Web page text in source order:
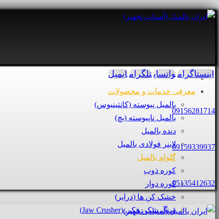
معرفی خدمات و محصولات
بالمیل پیوسته (کانتینیوس)
بالمیل ناپیوسته (بچ)
دنده بالمیل
لاینر فولادی بالمیل
گلوله بالمیل
کوره ذوب
کوره دوار
خشک کن ها (درایر)
سنگ شکن فکی (Jaw Crusher)
اینستاگرام واتساپ تلگرام ایمیل
09156281714
09159339937
05135412632